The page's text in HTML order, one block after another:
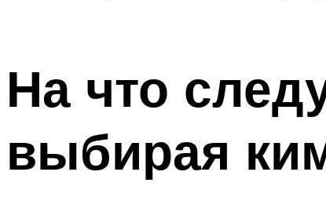
На что
выбирая